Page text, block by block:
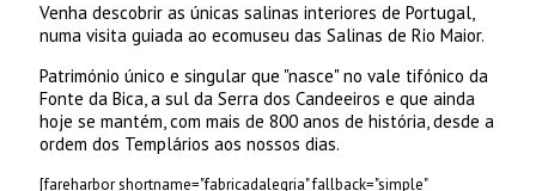
Venha descobrir as únicas salinas interiores de Portugal,
numa visita guiada ao ecomuseu das Salinas de Rio Maior.
Património único e singular que "nasce" no vale tifónico da
Fonte da Bica, a sul da Serra dos Candeeiros e que ainda
hoje se mantém, com mais de 800 anos de história, desde a
ordem dos Templários aos nossos dias.
[fareharbor shortname="fabricadalegria" fallback="simple"